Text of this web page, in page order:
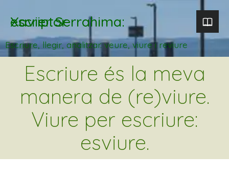
Xavier Serrahima: escriptor
Escriure, llegir, analitzar. veure, viure i reviure
Escriure és la meva
manera de (re)viure.
Viure per escriure:
esviure.